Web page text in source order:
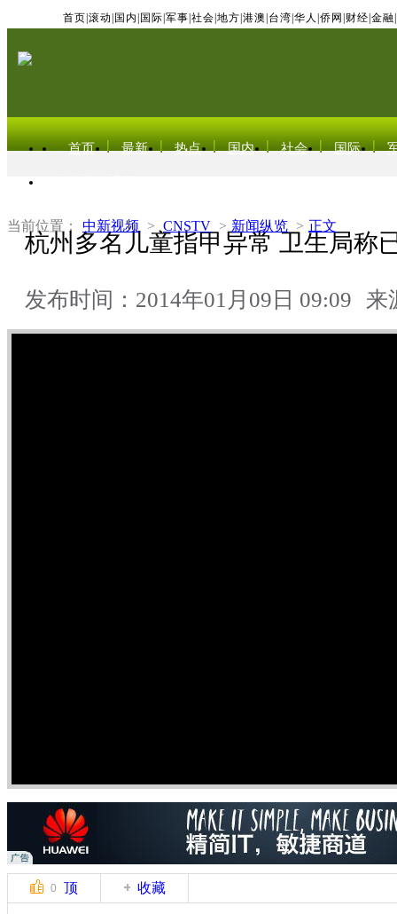
首页 滚动 国内 国际 军事 社会 地方 港澳 台湾 华人 侨网 财经 金融
首页 最新 热点 国内 社会 国际
当前位置： 中新视频 > CNSTV > 新闻纵览 > 正文
杭州多名儿童指甲异常 卫生局称
发布时间：2014年01月09日 09:09 来
0 顶 收藏